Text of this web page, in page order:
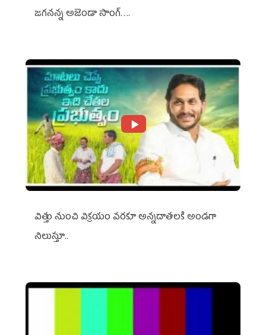
జగనన్న అజెండా సాంగ్….
విత్తు నుంచి విక్రయం వరకూ అన్నదాతలకి అండగా
నిలుస్తూ..